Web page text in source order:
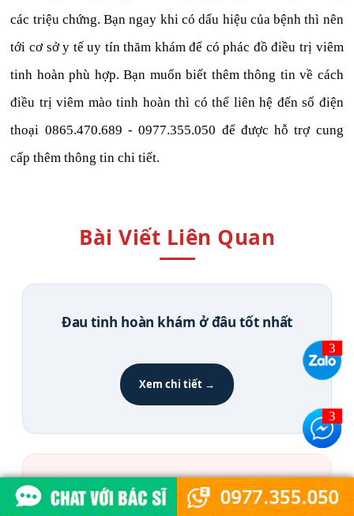
các triệu chứng. Bạn ngay khi có dấu hiệu của bệnh thì nên
tới cơ sở y tế uy tín thăm khám để có phác đồ điều trị viêm
tinh hoàn phù hợp. Bạn muốn biết thêm thông tin về cách
điều trị viêm mào tinh hoàn thì có thể liên hệ đến số điện
thoại 0865.470.689 - 0977.355.050 để được hỗ trợ cung
cấp thêm thông tin chi tiết.
Bài Viết Liên Quan
Đau tinh hoàn khám ở đâu tốt nhất
Xem chi tiết →
Cách chữa đau tinh hoàn tại nhà hiệu
quả